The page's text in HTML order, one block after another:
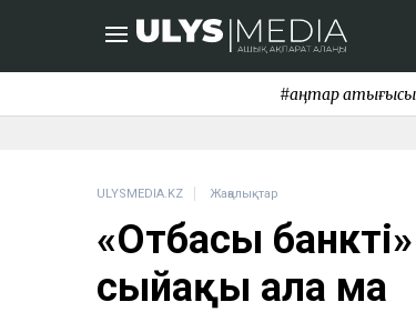
#қаңтар қақтығысы
ULYSMEDIA.KZ Жаңалықтар
«Отбасы
сыйақы ала ма